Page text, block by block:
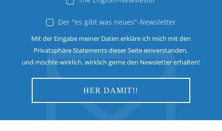
Der "es gibt was neues"-Newsletter
Mit der Eingabe meiner Daten erkläre ich mich mit den
Privatsphäre Statements dieser Seite einverstanden,
und möchte wirklich, wirklich gerne den Newsletter erhalten!